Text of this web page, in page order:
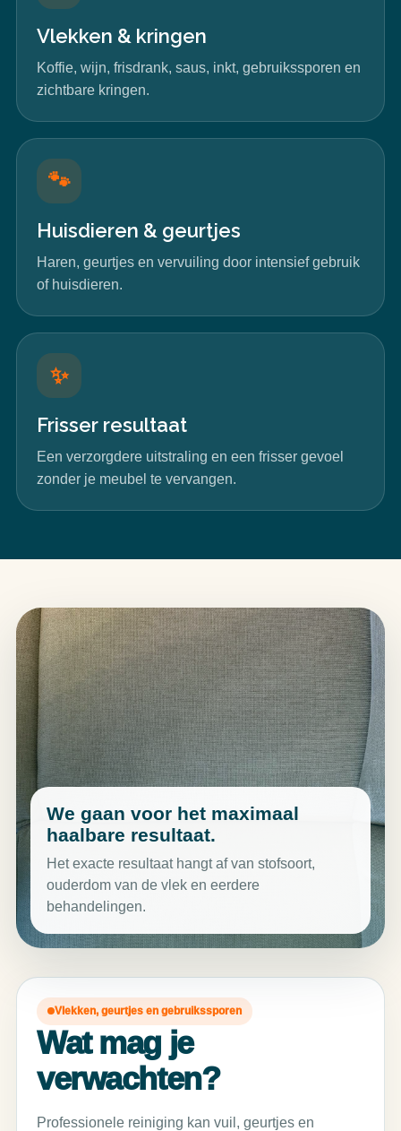
Vlekken & kringen
Koffie, wijn, frisdrank, saus, inkt, gebruikssporen en
zichtbare kringen.
🐾
Huisdieren & geurtjes
Haren, geurtjes en vervuiling door intensief gebruik
of huisdieren.
✨
Frisser resultaat
Een verzorgdere uitstraling en een frisser gevoel
zonder je meubel te vervangen.
We gaan voor het maximaal
haalbare resultaat.
Het exacte resultaat hangt af van stofsoort,
ouderdom van de vlek en eerdere
behandelingen.
Vlekken, geurtjes en gebruikssporen
Wat mag je
verwachten?
Professionele reiniging kan vuil, geurtjes en